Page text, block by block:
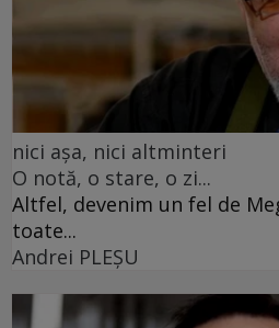
nici așa, nici altminteri
O notă, o stare, o zi...
Altfel, devenim un fel de
toate...
Andrei PLEŞU